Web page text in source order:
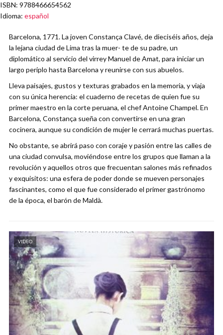
ISBN: 9788466654562
Idioma: español
Barcelona, 1771. La joven Constança Clavé, de dieciséis años, deja
la lejana ciudad de Lima tras la muer- te de su padre, un
diplomático al servicio del virrey Manuel de Amat, para iniciar un
largo periplo hasta Barcelona y reunirse con sus abuelos.
Lleva paisajes, gustos y texturas grabados en la memoria, y viaja
con su única herencia: el cuaderno de recetas de quien fue su
primer maestro en la corte peruana, el chef Antoine Champel. En
Barcelona, Constança sueña con convertirse en una gran
cocinera, aunque su condición de mujer le cerrará muchas puertas.
No obstante, se abrirá paso con coraje y pasión entre las calles de
una ciudad convulsa, moviéndose entre los grupos que llaman a la
revolución y aquellos otros que frecuentan salones más refinados
y exquisitos: una esfera de poder donde se mueven personajes
fascinantes, como el que fue considerado el primer gastrónomo
de la época, el barón de Maldà.
VIDEO